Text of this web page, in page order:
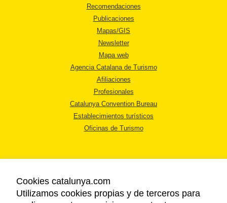
Recomendaciones
Publicaciones
Mapas/GIS
Newsletter
Mapa web
Agencia Catalana de Turismo
Afiliaciones
Profesionales
Catalunya Convention Bureau
Establecimientos turísticos
Oficinas de Turismo
AVISO LEGAL
Cookies catalunya.com
Utilizamos cookies propias y de terceros para